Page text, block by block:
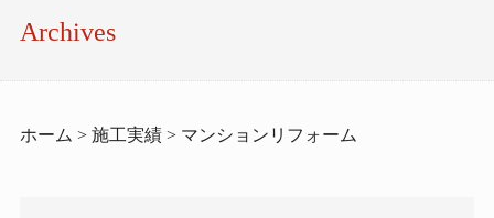
Archives
ホーム > 施工実績 > マンションリフォーム